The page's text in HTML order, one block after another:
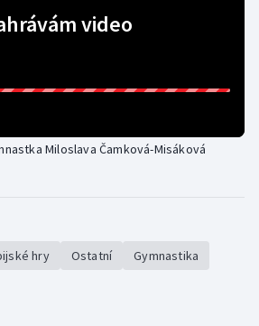
video
Miloslava Čamková-Misáková
hry Ostatní Gymnastika